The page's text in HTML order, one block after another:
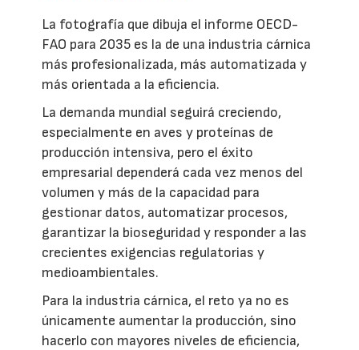
La fotografía que dibuja el informe OECD-
FAO para 2035 es la de una industria cárnica
más profesionalizada, más automatizada y
más orientada a la eficiencia.
La demanda mundial seguirá creciendo,
especialmente en aves y proteínas de
producción intensiva, pero el éxito
empresarial dependerá cada vez menos del
volumen y más de la capacidad para
gestionar datos, automatizar procesos,
garantizar la bioseguridad y responder a las
crecientes exigencias regulatorias y
medioambientales.
Para la industria cárnica, el reto ya no es
únicamente aumentar la producción, sino
hacerlo con mayores niveles de eficiencia,